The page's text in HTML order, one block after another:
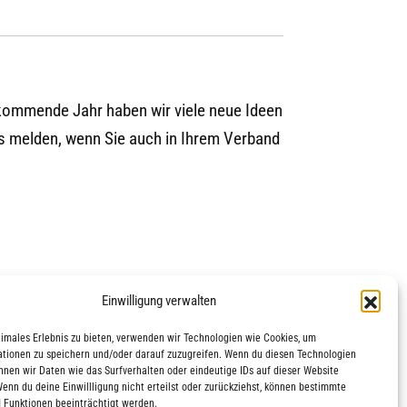
Einwilligung verwalten
Erlebnis zu bieten, verwenden wir Technologien wie Cookies, um
zu speichern und/oder darauf zuzugreifen. Wenn du diesen Technologien
wir Daten wie das Surfverhalten oder eindeutige IDs auf dieser Website
du deine Einwillligung nicht erteilst oder zurückziehst, können bestimmte
Funktionen beeinträchtigt werden.
Jahr haben wir viele neue Ideen
wenn Sie auch in Ihrem Verband